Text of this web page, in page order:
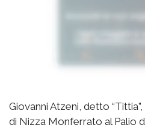
Giovanni Atzeni, detto
di Nizza Monferrato al Palio